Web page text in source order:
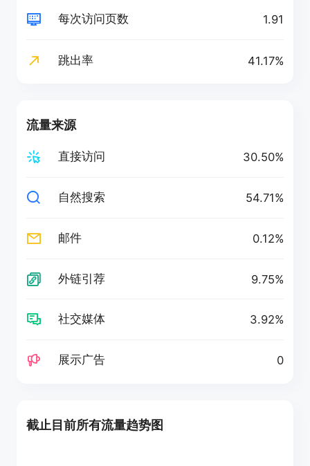
每次访问页数 1.91
跳出率 41.17%
流量来源
直接访问 30.50%
自然搜索 54.71%
邮件 0.12%
外链引荐 9.75%
社交媒体 3.92%
展示广告 0
截止目前所有流量趋势图